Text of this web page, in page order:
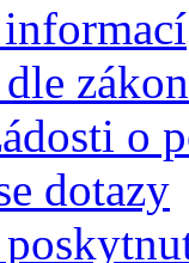
o
dotazy